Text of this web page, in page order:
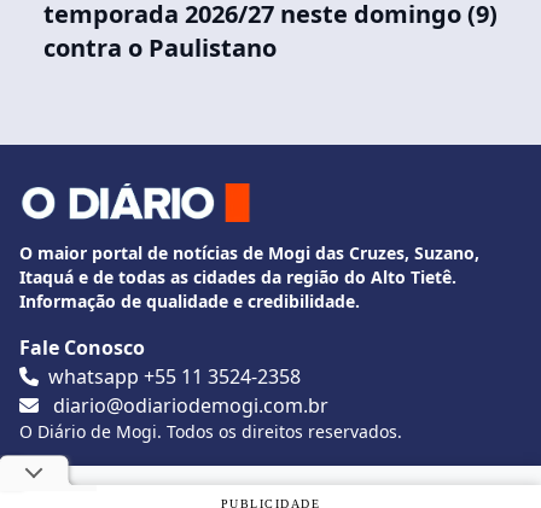
temporada 2026/27 neste domingo (9)
contra o Paulistano
O maior portal de notícias de Mogi das Cruzes, Suzano,
Itaquá e de todas as cidades da região do Alto Tietê.
Informação de qualidade e credibilidade.
Fale Conosco
whatsapp +55 11 3524-2358
diario@odiariodemogi.com.br
O Diário de Mogi. Todos os direitos reservados.
Siga O Diário nas redes sociais
Utilizamos cookies, de acordo com a nossa
PUBLICIDADE